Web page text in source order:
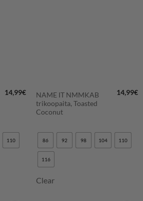
14,99€
110
NAME IT NMMKAB
trikoopaita, Toasted
Coconut
14,99€
86 92 98 104 110
116
Clear